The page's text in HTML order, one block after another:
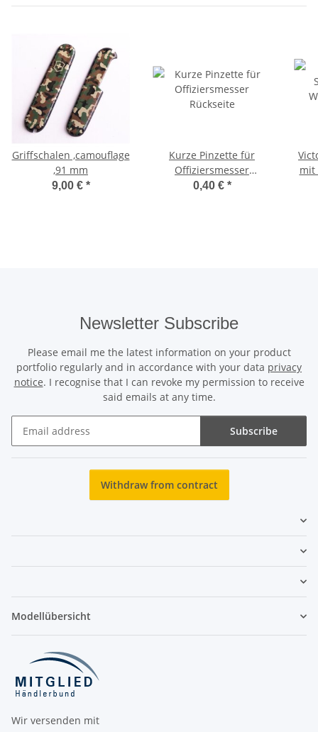
Griffschalen ,camouflage
,91 mm
9,00 € *
Kurze Pinzette für
Offiziersmesser
Rückseite
0,40 € *
mit
Newsletter Subscribe
Please email me the latest information on your product
portfolio regularly and in accordance with your data privacy
notice. I recognise that I can revoke my permission to receive
said emails at any time.
Subscribe
Withdraw from contract
Modellübersicht
Wir versenden mit